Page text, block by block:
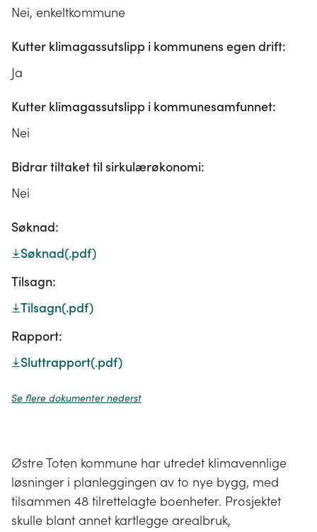
Nei, enkeltkommune
Kutter klimagassutslipp i kommunens egen drift:
Ja
Kutter klimagassutslipp i kommunesamfunnet:
Nei
Bidrar tiltaket til sirkulærøkonomi:
Nei
Søknad:
Søknad(.pdf)
Tilsagn:
Tilsagn(.pdf)
Rapport:
Sluttrapport(.pdf)
Se flere dokumenter nederst
Østre Toten kommune har utredet klimavennlige
løsninger i planleggingen av to nye bygg, med
tilsammen 48 tilrettelagte boenheter. Prosjektet
skulle blant annet kartlegge arealbruk,